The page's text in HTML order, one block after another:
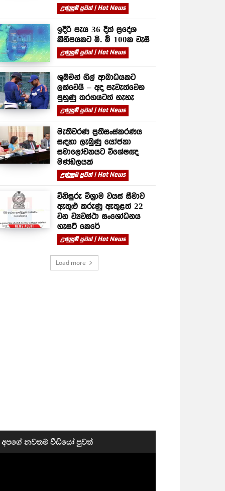
උණුසුම් පුවත් | Hot News
ඉදිරි පැය 36 දීත් ප්‍රදේශ
කිහිපයකට මි. මී 100ක වැසි
උණුසුම් පුවත් | Hot News
ශුබ්මන් ගිල් ආබාධයකට
ලක්වෙයි – අද පැවැත්වෙන
පුහුණු තරගයටත් නැහැ
උණුසුම් පුවත් | Hot News
මැතිවරණ ප්‍රතිසංස්කරණය
සඳහා ලැබුණු යෝජනා
සමාලෝචනයට විශේෂඥ
මණ්ඩලයක්
උණුසුම් පුවත් | Hot News
විනිසුරු විශ්‍රාම වයස් සීමාව
ඇතුළු කරුණු ඇතුළත් 22
වන ව්‍යවස්ථා සංශෝධනය
ගැසට් කෙරේ
උණුසුම් පුවත් | Hot News
Load more
අපගේ නවතම වීඩියෝ පුවත්